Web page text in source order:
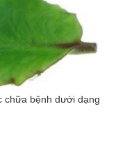
chữa bệnh dưới dạng